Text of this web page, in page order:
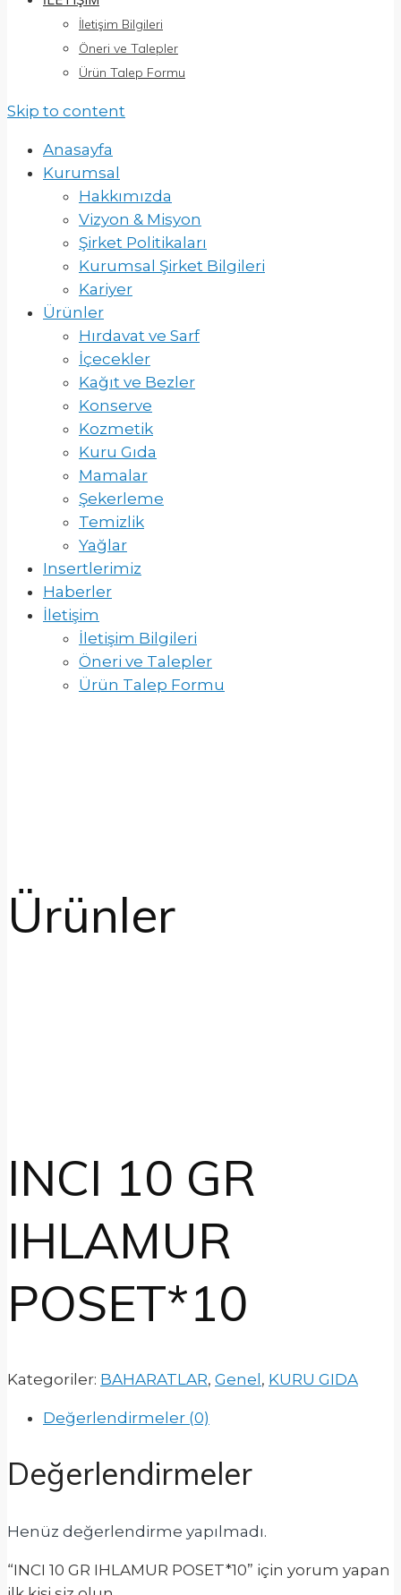
İletişim Bilgileri
Öneri ve Talepler
Ürün Talep Formu
Skip to content
Anasayfa
Kurumsal
Hakkımızda
Vizyon & Misyon
Şirket Politikaları
Kurumsal Şirket Bilgileri
Kariyer
Ürünler
Hırdavat ve Sarf
İçecekler
Kağıt ve Bezler
Konserve
Kozmetik
Kuru Gıda
Mamalar
Şekerleme
Temizlik
Yağlar
Insertlerimiz
Haberler
İletişim
İletişim Bilgileri
Öneri ve Talepler
Ürün Talep Formu
Ürünler
INCI 10 GR
IHLAMUR
POSET*10
Kategoriler: BAHARATLAR, Genel , KURU GIDA
Değerlendirmeler (0)
Değerlendirmeler
Henüz değerlendirme yapılmadı.
“INCI 10 GR IHLAMUR POSET*10” için yorum yapan